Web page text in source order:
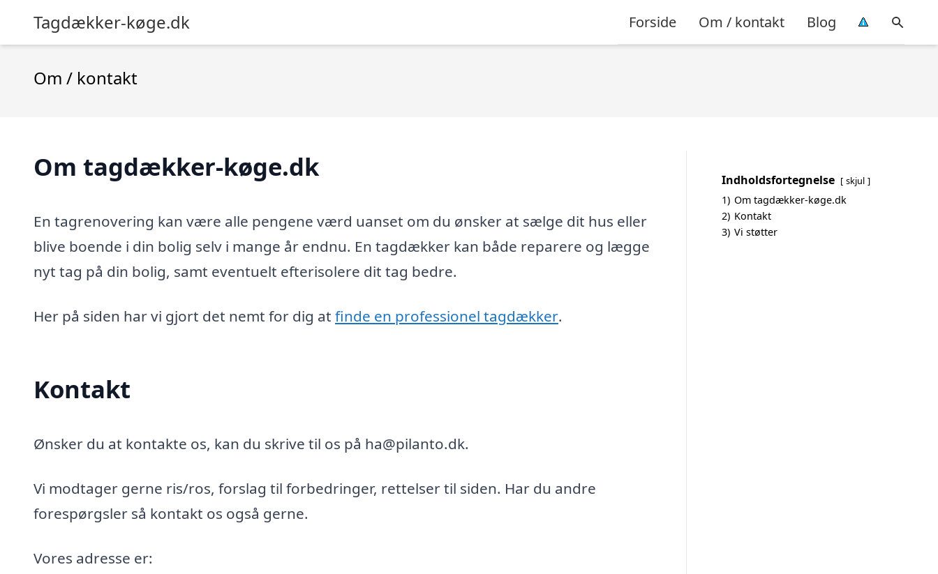
Tagdækker-køge.dk Forside Om / kontakt Blog
Om / kontakt
Om tagdækker-køge.dk
En tagrenovering kan være alle pengene værd uanset om du ønsker at sælge dit hus eller
blive boende i din bolig selv i mange år endnu. En tagdækker kan både reparere og lægge
nyt tag på din bolig, samt eventuelt efterisolere dit tag bedre.
Her på siden har vi gjort det nemt for dig at finde en professionel tagdækker.
Kontakt
Ønsker du at kontakte os, kan du skrive til os på ha@pilanto.dk.
Vi modtager gerne ris/ros, forslag til forbedringer, rettelser til siden. Har du andre
forespørgsler så kontakt os også gerne.
Vores adresse er:
Indholdsfortegnelse skjul
1) Om tagdækker-køge.dk
2) Kontakt
3) Vi støtter